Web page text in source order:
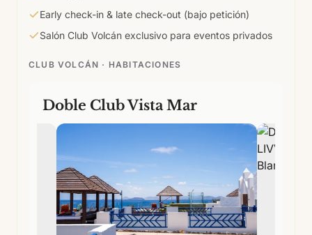
Early check-in & late check-out (bajo petición)
Salón Club Volcán exclusivo para eventos privados
CLUB VOLCÁN · HABITACIONES
Doble Club Vista Mar